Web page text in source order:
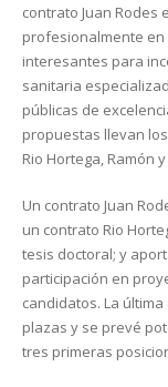
contrato Juan Rodes
profesionalmente en
interesantes para
sanitaria
públicas de
propuestas llevan
Rio Hortega, Ramón
Un contrato Juan
un contrato Rio
tesis doctoral; y
participación en
candidatos. La
plazas y se prevé
tres primeras